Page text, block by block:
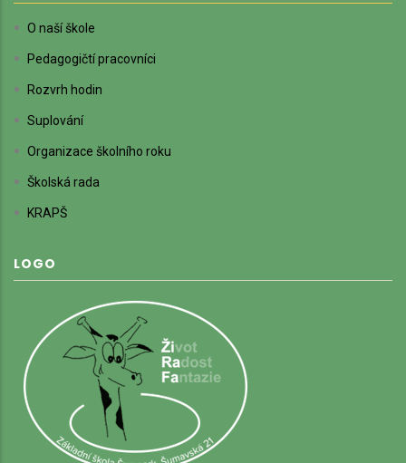
O naší škole
Pedagogičtí pracovníci
Rozvrh hodin
Suplování
Organizace školního roku
Školská rada
KRAPŠ
LOGO